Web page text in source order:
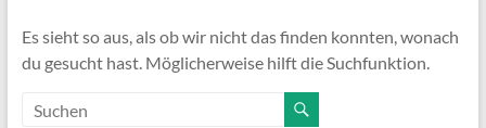
Es sieht so aus, als ob wir nicht das finden konnten, wonach
du gesucht hast. Möglicherweise hilft die Suchfunktion.